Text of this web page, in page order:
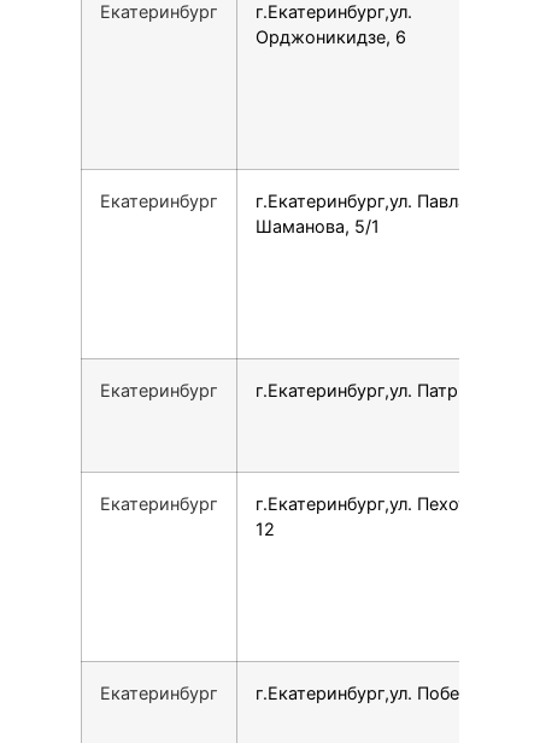
Екатеринбург
г.Екатеринбург,ул.
Орджоникидзе, 6
Екатеринбург
г.Екатеринбург,ул. Павла
Шаманова, 5/1
Екатеринбург г.Екатеринбург,ул. Патриотов, 1
Екатеринбург
г.Екатеринбург,ул. Пехотинцев,
12
Екатеринбург г.Екатеринбург,ул. Победы, 14А